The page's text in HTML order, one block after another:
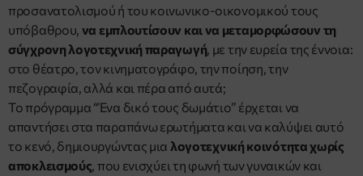
προσανατολισμού ή του κοινωνικο-οικονομικού τους
υπόβαθρου, να εμπλουτίσουν και να μεταμορφώσουν τη
σύγχρονη λογοτεχνική παραγωγή, με την ευρεία της έννοια:
στο θέατρο, τον κινηματογράφο, την ποίηση, την
πεζογραφία, αλλά και πέρα από αυτά;
Το πρόγραμμα “Ένα δικό τους δωμάτιο” έρχεται να
απαντήσει στα παραπάνω ερωτήματα και να καλύψει αυτό
το κενό, δημιουργώντας μια λογοτεχνική κοινότητα χωρίς
αποκλεισμούς, που ενισχύει τη φωνή των γυναικών και